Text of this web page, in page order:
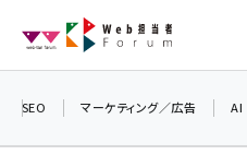
ン
SEO マーケティング／広告 AI